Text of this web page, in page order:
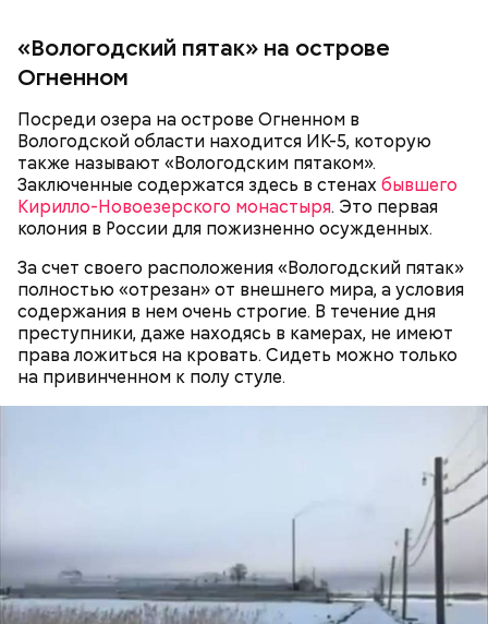
«Вологодский пятак» на острове
Огненном
Посреди озера на острове Огненном в
Вологодской области находится ИК-5, которую
также называют «Вологодским пятаком».
Заключенные содержатся здесь в стенахбывшего
Кирилло-Новоезерского монастыря. Это первая
колония в России для пожизненно осужденных.
За счет своего расположения «Вологодский пятак»
полностью «отрезан» от внешнего мира, а условия
содержания в нем очень строгие. В течение дня
преступники, даже находясь в камерах, не имеют
права ложиться на кровать. Сидеть можно только
на привинченном к полу стуле.
Play
Video
Видео: пресс-служба ГСУ СК по Московской области
Тогда медики не смогли установить точную
причину смерти Константина. Подозрения
родителей погибшего юноши пали на Миссюру, но
доказать его причастность к кончине их сына не
удалось. Когда же подозреваемого задержали, он
заявил, что ничего не подсыпал в морс и утверждал,
что яд могли добавить в бутылкунекие
недоброжелатели.
украшения. Примечательно, что незадолго до
смерти пенсионерки внук занял у нее полмиллиона
— Обвиняемый подвергся противоправным
действиям со стороны потерпевшего и лиц из его
окружения — его похитили, незаконно удерживали
факту возбудили уголовные дела о похищении,
незаконном лишении свободы и истязании. На этот
раз потерпевшим стал Кадирханов, а Мутаеву
посмертно предъявили обвинения. Материалы
расследования уже передали в суд. Также
продолжаются разбирательства по делу об
убийстве бойца.